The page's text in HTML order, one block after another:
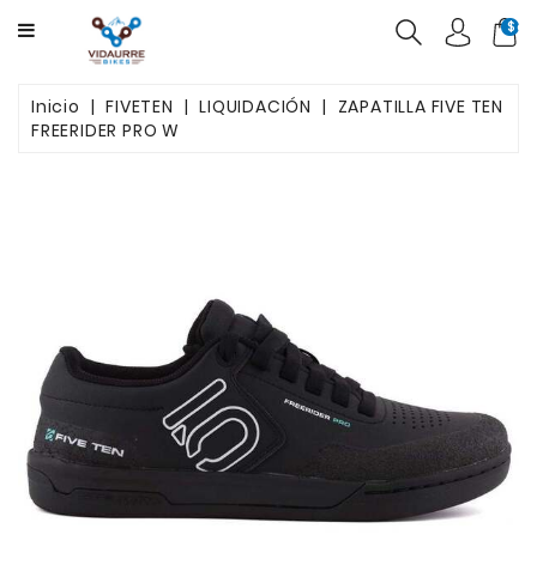
CATEGORY
PRODUCTOS
Inicio FIVETEN LIQUIDACIÓN
ZAPATILLA FIVE TEN
FREERIDER PRO W